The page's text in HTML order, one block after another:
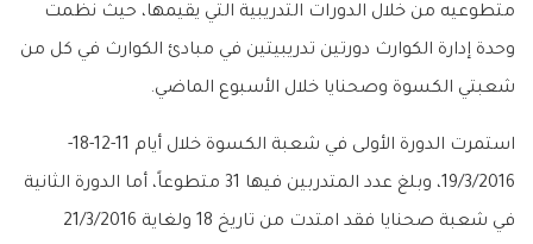
متطوعيه من خلال الدورات التدريبية التي يقيمها، حيث نظمت
وحدة إدارة الكوارث دورتين تدريبيتين في مبادئ ‫‏الكوارث‬ في كل من
شعبتي الكسوة وصحنايا خلال الأسبوع الماضي.
استمرت الدورة الأولى في شعبة ‫‏الكسوة‬ خلال أيام 11-12-18-
19/3/2016، وبلغ عدد المتدربين فيها 31 متطوعاً، أما الدورة الثانية
في شعبة ‫‏صحنايا‬ فقد امتدت من تاريخ 18 ولغاية 21/3/2016